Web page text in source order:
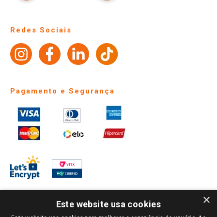
Perguntas frequentes
Identidade Visual
Redes Sociais
Pagamento e Segurança
×
Este website usa cookies